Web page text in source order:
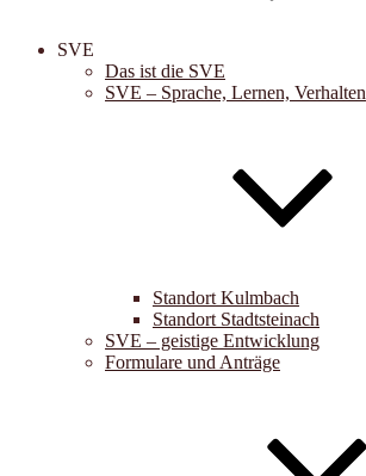
SVE
Das ist die SVE
SVE – Sprache, Lernen, Verhalten
Standort Kulmbach
Standort Stadtsteinach
SVE – geistige Entwicklung
Formulare und Anträge